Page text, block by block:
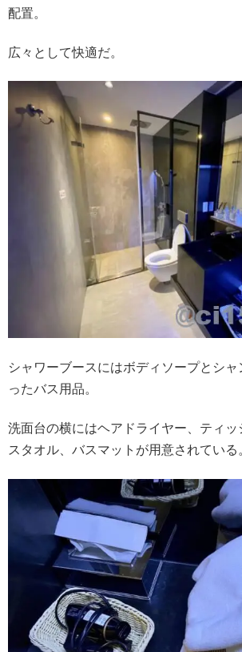
配置。
広々として快適だ。
シャワーブースにはボディソープとシ
ったバス用品。
洗面台の横にはヘアドライヤー、ティ
スタオル、バスマットが用意されている